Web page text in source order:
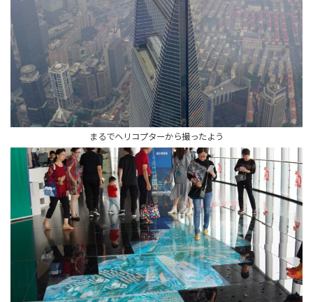
まるでヘリコプターから撮ったよう